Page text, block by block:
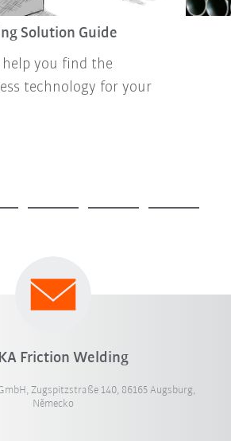
Solution Guide
help you find the
technology for your
Friction Welding
Zugspitzstraße 140, 86165 Augsburg,
Německo